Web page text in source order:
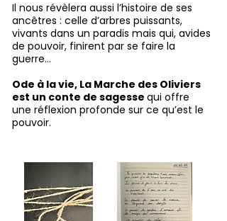
Il nous révèlera aussi l’histoire de ses
ancêtres : celle d’arbres puissants,
vivants dans un paradis mais qui, avides
de pouvoir, finirent par se faire la
guerre…
Ode à la vie, La Marche des Oliviers
est un conte de sagesse qui offre
une réflexion profonde sur ce qu’est le
pouvoir.